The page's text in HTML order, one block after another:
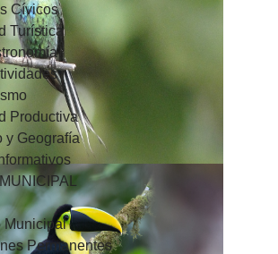
Cívicos
Turística
Productiva
y Geografía
Municipal
Permanentes